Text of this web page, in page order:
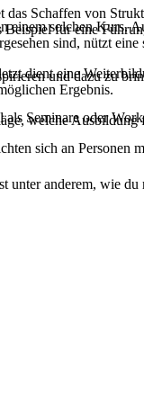
Schaffen von
für eine
und dazu zu
unter anderem, wie
solchen Kurs.
sind, nützt
dient eine
Ergebnis.
welche
Seminare oder
sich an Personen